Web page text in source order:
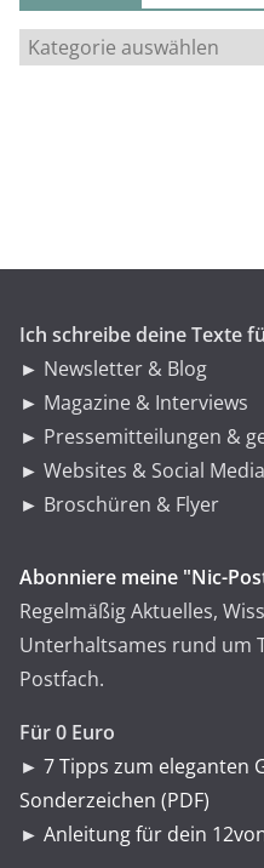
a
Ich schreibe deine Texte
► Newsletter & Blog
► Magazine & Interviews
► Pressemitteilungen &
► Websites & Social Media
► Broschüren & Flyer
Abonniere meine "Nic-
Regelmäßig Aktuelles,
Unterhaltsames rund um
Postfach.
Für 0 Euro
► 7 Tipps zum eleganten
Sonderzeichen (PDF)
► Anleitung für dein